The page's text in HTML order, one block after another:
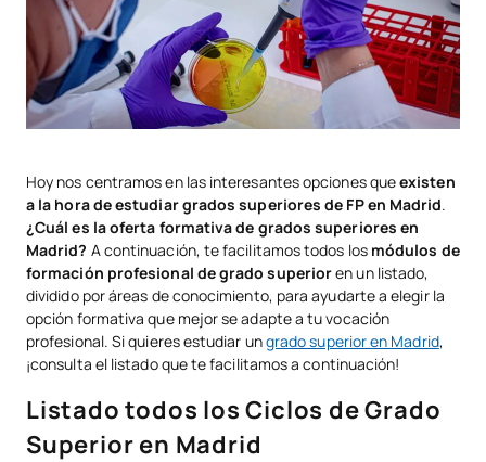
Hoy nos centramos en las interesantes opciones queexisten
a la hora de estudiar grados superiores de FP en Madrid.
¿Cuál es la oferta formativa de grados superiores en
Madrid? A continuación, te facilitamos todos los módulos de
formación profesional de grado superioren un listado,
dividido por áreas de conocimiento, para ayudarte a elegir la
opción formativa que mejor se adapte a tu vocación
profesional. Si quieres estudiar ungrado superior en Madrid,
¡consulta el listado que te facilitamos a continuación!
Listado todos los Ciclos de Grado
Superior en Madrid